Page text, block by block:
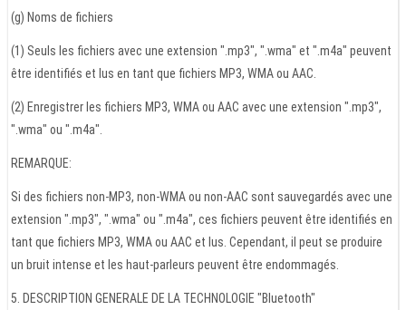
(g) Noms de fichiers
(1) Seuls les fichiers avec une extension ".mp3", ".wma" et ".m4a" peuvent
être identifiés et lus en tant que fichiers MP3, WMA ou AAC.
(2) Enregistrer les fichiers MP3, WMA ou AAC avec une extension ".mp3",
".wma" ou ".m4a".
REMARQUE:
Si des fichiers non-MP3, non-WMA ou non-AAC sont sauvegardés avec une
extension ".mp3", ".wma" ou ".m4a", ces fichiers peuvent être identifiés en
tant que fichiers MP3, WMA ou AAC et lus. Cependant, il peut se produire
un bruit intense et les haut-parleurs peuvent être endommagés.
5. DESCRIPTION GENERALE DE LA TECHNOLOGIE "Bluetooth"